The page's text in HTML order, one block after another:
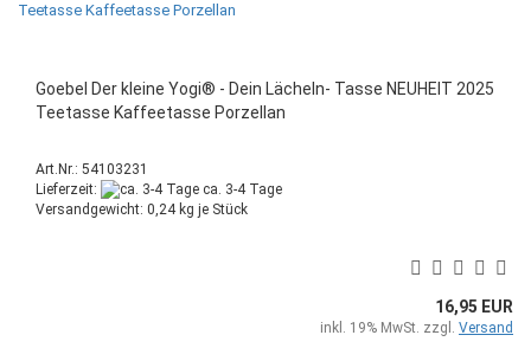
Goebel Der kleine Yogi® - Dein Lächeln- Tasse NEUHEIT 2025
Teetasse Kaffeetasse Porzellan
Art.Nr.: 54103231
Lieferzeit:
ca. 3-4 Tage
Versandgewicht: 0,24kg je Stück
16,95 EUR
inkl. 19% MwSt. zzgl. Versand